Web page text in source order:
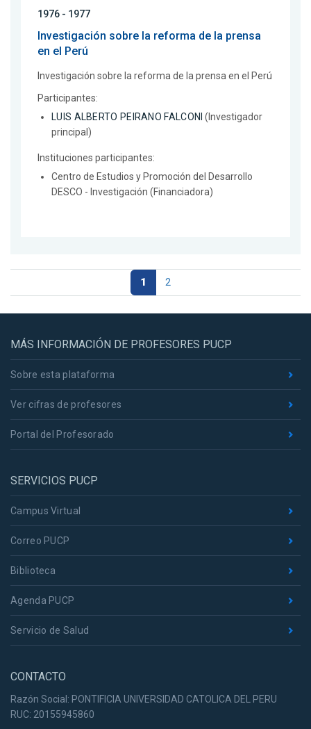
1976 - 1977
Investigación sobre la reforma de la prensa
en el Perú
Investigación sobre la reforma de la prensa en el Perú
Participantes:
LUIS ALBERTO PEIRANO FALCONI (Investigador
principal)
Instituciones participantes:
Centro de Estudios y Promoción del Desarrollo
DESCO - Investigación (Financiadora)
1 2
MÁS INFORMACIÓN DE PROFESORES PUCP
Sobre esta plataforma
Ver cifras de profesores
Portal del Profesorado
SERVICIOS PUCP
Campus Virtual
Correo PUCP
Biblioteca
Agenda PUCP
Servicio de Salud
CONTACTO
Razón Social: PONTIFICIA UNIVERSIDAD CATOLICA DEL PERU
RUC: 20155945860